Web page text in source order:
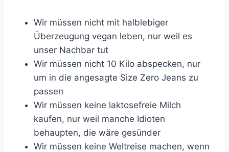
Wir müssen nicht mit halblebiger
Überzeugung vegan leben, nur weil es
unser Nachbar tut
Wir müssen nicht 10 Kilo abspecken, nur
um in die angesagte Size Zero Jeans zu
passen
Wir müssen keine laktosefreie Milch
kaufen, nur weil manche Idioten
behaupten, die wäre gesünder
Wir müssen keine Weltreise machen, wenn